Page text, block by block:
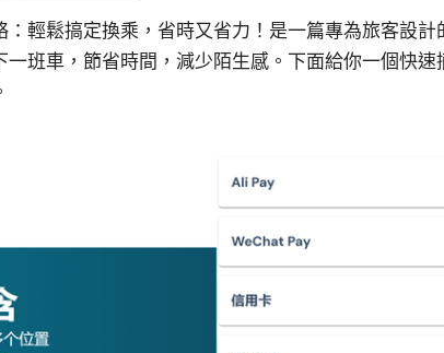
：輕鬆搞定換乘，省時又省力！是一篇專為旅客設
一班車，節省時間，減少陌生感。下面給你一個快